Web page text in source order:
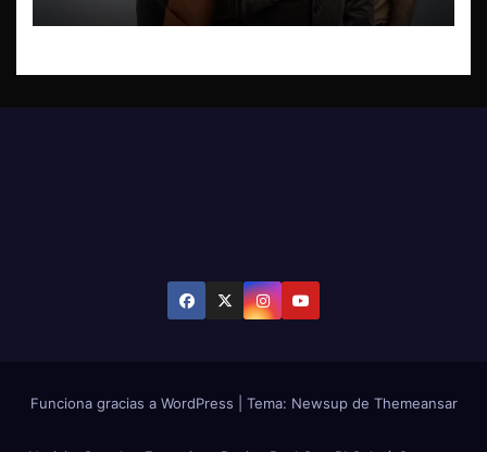
Funciona gracias a WordPress Tema: Newsup de Themeansar